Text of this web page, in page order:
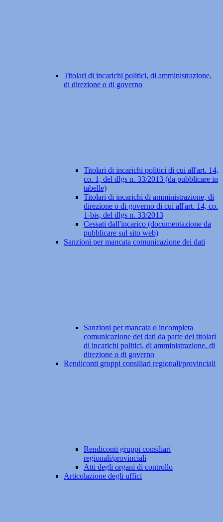
Titolari di incarichi politici, di amministrazione,
di direzione o di governo
Titolari di incarichi politici di cui all'art. 14,
co. 1, del dlgs n. 33/2013 (da pubblicare in
tabelle)
Titolari di incarichi di amministrazione, di
direzione o di governo di cui all'art. 14, co.
1-bis, del dlgs n. 33/2013
Cessati dall'incarico (documentazione da
pubblicare sul sito web)
Sanzioni per mancata comunicazione dei dati
Sanzioni per mancata o incompleta
comunicazione dei dati da parte dei titolari
di incarichi politici, di amministrazione, di
direzione o di governo
Rendiconti gruppi consiliari regionali/provinciali
Rendiconti gruppi consiliari
regionali/provinciali
Atti degli organi di controllo
Articolazione degli uffici